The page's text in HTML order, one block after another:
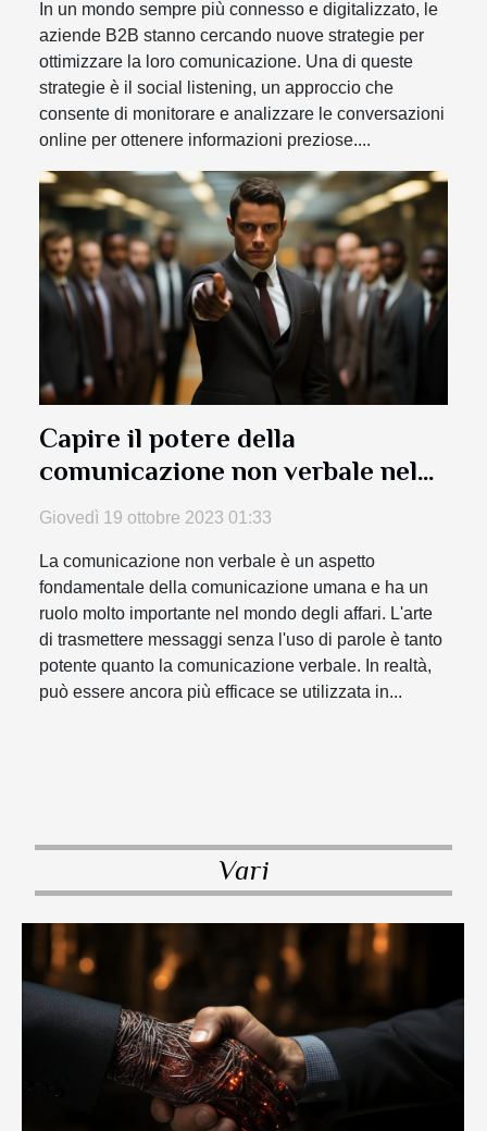
In un mondo sempre più connesso e digitalizzato, le
aziende B2B stanno cercando nuove strategie per
ottimizzare la loro comunicazione. Una di queste
strategie è il social listening, un approccio che
consente di monitorare e analizzare le conversazioni
online per ottenere informazioni preziose....
Capire il potere della
comunicazione non verbale nel
business
Giovedì 19 ottobre 2023 01:33
La comunicazione non verbale è un aspetto
fondamentale della comunicazione umana e ha un
ruolo molto importante nel mondo degli affari. L'arte
di trasmettere messaggi senza l'uso di parole è tanto
potente quanto la comunicazione verbale. In realtà,
può essere ancora più efficace se utilizzata in...
Vari